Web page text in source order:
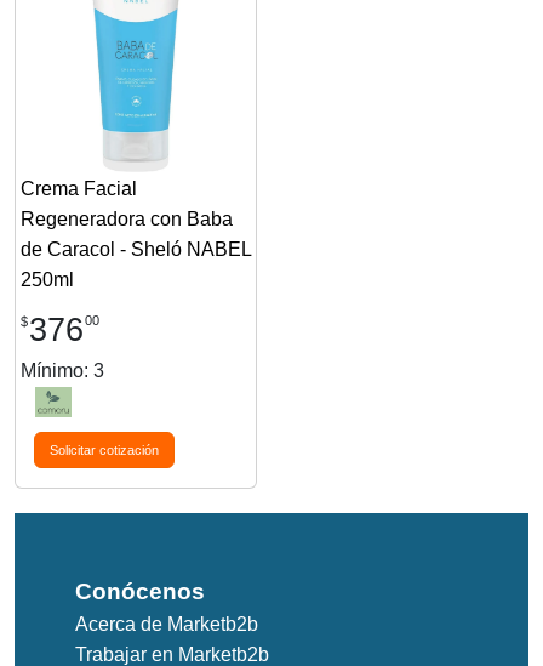
Crema Facial
Regeneradora con Baba
de Caracol - Sheló NABEL
250ml
$37600
Mínimo: 3
Solicitar cotización
Conócenos
Acerca de Marketb2b
Trabajar en Marketb2b